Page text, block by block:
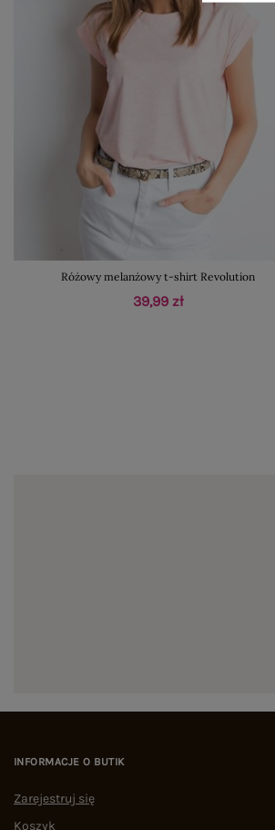
Różowy melanżowy t-shirt Revolution
39,99 zł
INFORMACJE O BUTIK
Zarejestruj się
Koszyk